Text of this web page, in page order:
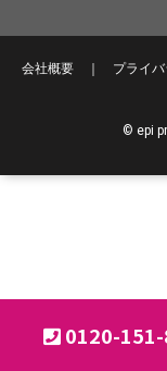
会社概要 プライ
© epi
0120-